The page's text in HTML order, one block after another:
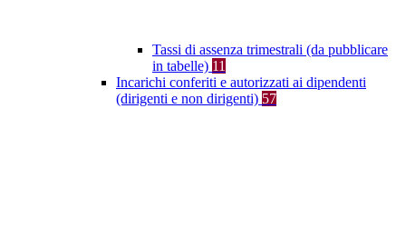
Tassi di assenza trimestrali (da pubblicare
in tabelle) 11
Incarichi conferiti e autorizzati ai dipendenti
(dirigenti e non dirigenti) 57